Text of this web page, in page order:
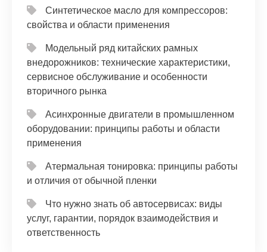
Синтетическое масло для компрессоров:
свойства и области применения
Модельный ряд китайских рамных
внедорожников: технические характеристики,
сервисное обслуживание и особенности
вторичного рынка
Асинхронные двигатели в промышленном
оборудовании: принципы работы и области
применения
Атермальная тонировка: принципы работы
и отличия от обычной пленки
Что нужно знать об автосервисах: виды
услуг, гарантии, порядок взаимодействия и
ответственность